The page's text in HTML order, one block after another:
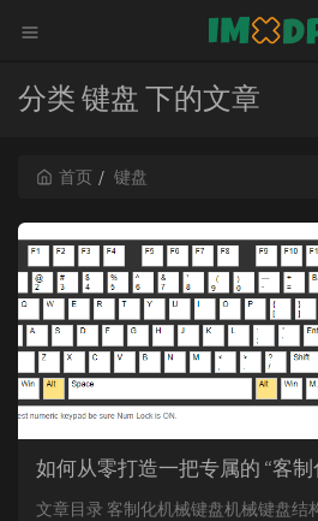
分类 键盘 下的文章
首页 键盘
文章目录 客制化机械键盘机械键盘结